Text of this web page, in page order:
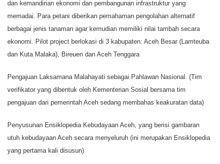
dan kemandirian ekonomi dan pembangunan infrastruktur yang
memadai. Para petani diberikan pemahaman pengolahan alternatif
berbagai jenis tanaman agar kemudian memiliki nilai tambah secara
ekonomi. Pilot project berlokasi di 3 kabupaten: Aceh Besar (Lamteuba
dan Kuta Malaka), Bireuen dan Aceh Tenggara
Pengajuan Laksamana Malahayati sebagai Pahlawan Nasional. (Tim
verifikator yang dibentuk oleh Kementerian Sosial bersama tim
pengajuan dari pemerintah Aceh sedang membahas keakuratan data)
Penyusunan Ensiklopedia Kebudayaan Aceh, yang berisi gambaran
utuh kebudayaan Aceh secara menyeluruh (ini merupakan Ensiklopedia
yang pertama kali disusun)